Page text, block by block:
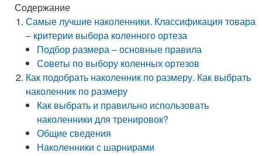
Содержание
Самые лучшие наколенники. Классификация товара
– критерии выбора коленного ортеза
Подбор размера – основные правила
Советы по выбору коленных ортезов
Как подобрать наколенник по размеру. Как выбрать
наколенник по размеру
Как выбрать и правильно использовать
наколенники для тренировок?
Общие сведения
Наколенники с шарнирами